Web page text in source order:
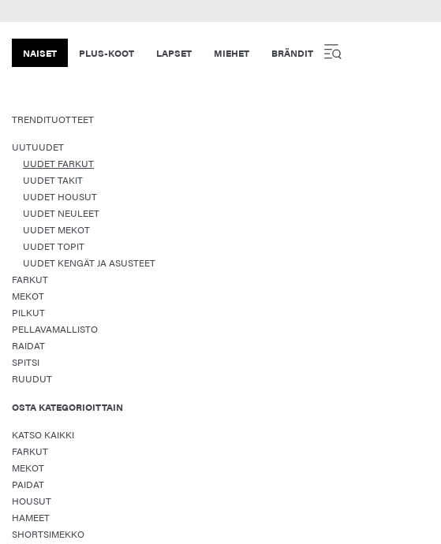
NAISET PLUS-KOOT LAPSET MIEHET BRÄNDIT
TRENDITUOTTEET
UUTUUDET
UUDET FARKUT
UUDET TAKIT
UUDET HOUSUT
UUDET NEULEET
UUDET MEKOT
UUDET TOPIT
UUDET KENGÄT JA ASUSTEET
FARKUT
MEKOT
PILKUT
PELLAVAMALLISTO
RAIDAT
SPITSI
RUUDUT
OSTA KATEGORIOITTAIN
KATSO KAIKKI
FARKUT
MEKOT
PAIDAT
HOUSUT
HAMEET
SHORTSIMEKKO